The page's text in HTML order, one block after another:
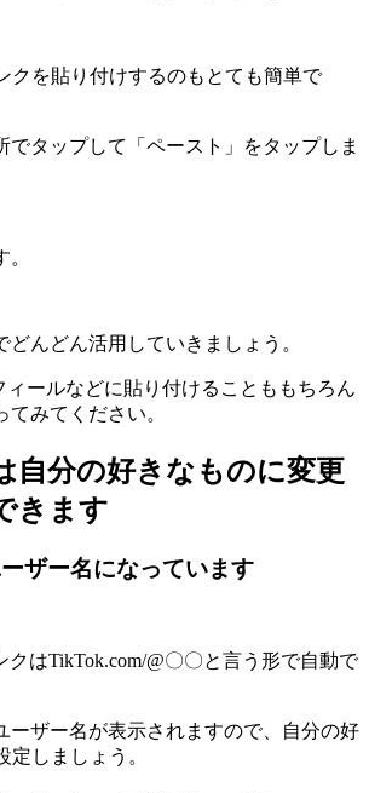
クを貼り付けするのもとても簡単で
でタップして「ペースト」をタップしま
どんどん活用していきましょう。
ィールなどに貼り付けることももちろん
みてください。
自分の好きなものに変更
きます
ザー名になっています
クはTikTok.com/@〇〇と言う形で自動で
ーザー名が表示されますので、自分の好
定しましょう。